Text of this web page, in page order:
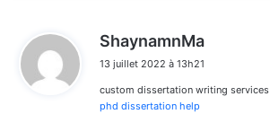
ShaynamnMa
13 juillet 2022 à 13h21
custom dissertation writing services
phd dissertation help